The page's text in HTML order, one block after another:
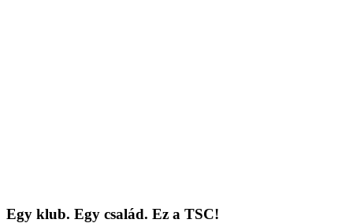
Egy klub. Egy család. Ez a TSC!